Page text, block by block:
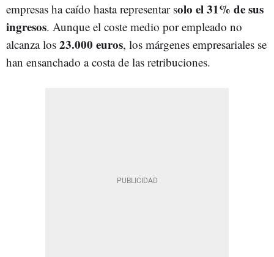
empresas ha caído hasta representar solo el 31% de sus
ingresos. Aunque el coste medio por empleado no
alcanza los 23.000 euros, los márgenes empresariales se
han ensanchado a costa de las retribuciones.